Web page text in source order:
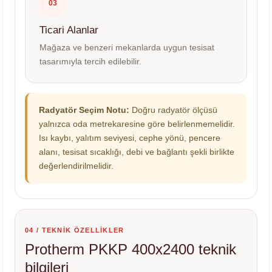
03
Ticari Alanlar
Mağaza ve benzeri mekanlarda uygun tesisat
tasarımıyla tercih edilebilir.
Radyatör Seçim Notu: Doğru radyatör ölçüsü
yalnızca oda metrekaresine göre belirlenmemelidir.
Isı kaybı, yalıtım seviyesi, cephe yönü, pencere
alanı, tesisat sıcaklığı, debi ve bağlantı şekli birlikte
değerlendirilmelidir.
04 / TEKNİK ÖZELLİKLER
Protherm PKKP 400x2400 teknik
bilgileri